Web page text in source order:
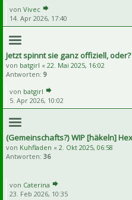
von Vivec
14. Apr 2026, 17:40
Jetzt spinnt sie ganz offiziell, oder?
von batgirl « 22. Mai 2025, 16:02
Antworten: 9
von batgirl
5. Apr 2026, 10:02
(Gemeinschafts?) WIP [häkeln]
von Kuhfladen « 2. Okt 2025, 06:58
Antworten: 36
von Caterina
23. Feb 2026, 10:35